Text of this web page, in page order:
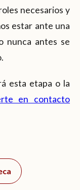
necesarios y
estar ante una
nunca antes se
esta etapa o la
en contacto